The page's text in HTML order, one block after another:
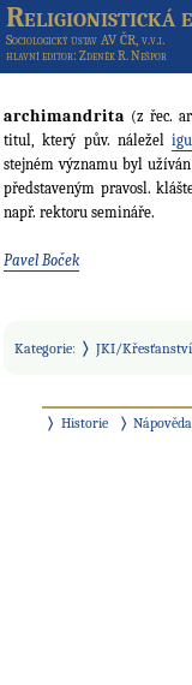
Religionistická
Sociologický ústav AV ČR, v.v.i.
hlavní editor: Zdeněk R. Nešpor
archimandrita (z řec.
titul, který pův. náležel
stejném významu byl
představeným pravosl.
např. rektoru semináře.
Pavel Boček
Kategorie: JKI/Křesťanství
Historie